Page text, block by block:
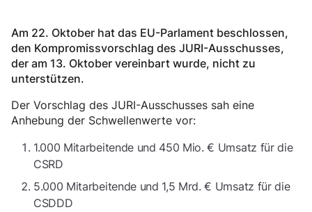
Am 22. Oktober hat das EU-Parlament beschlossen,
den Kompromissvorschlag des JURI-Ausschusses,
der am 13. Oktober vereinbart wurde, nicht zu
unterstützen.
Der Vorschlag des JURI-Ausschusses sah eine
Anhebung der Schwellenwerte vor:
1.000 Mitarbeitende und 450 Mio. € Umsatz für die
CSRD
5.000 Mitarbeitende und 1,5 Mrd. € Umsatz für die
CSDDD